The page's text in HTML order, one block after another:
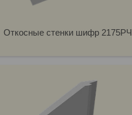
Откосные стенки шифр 2175РЧ